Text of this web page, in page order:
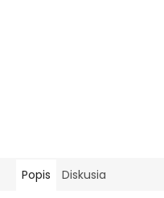
Popis Diskusia